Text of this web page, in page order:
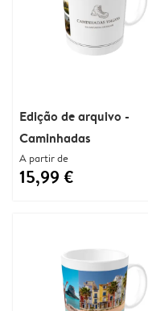
Edição de arquivo -
Caminhadas
A partir de
15,99 €